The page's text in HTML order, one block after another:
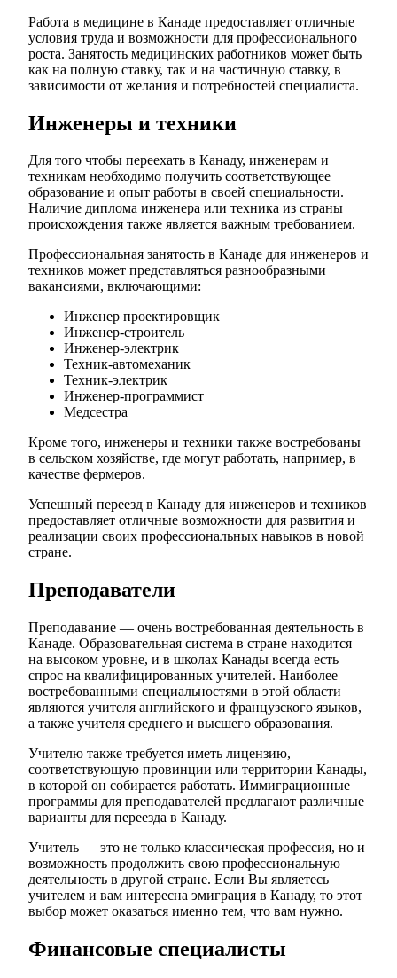
Работа в медицине в Канаде предоставляет отличные
условия труда и возможности для профессионального
роста. Занятость медицинских работников может быть
как на полную ставку, так и на частичную ставку, в
зависимости от желания и потребностей специалиста.
Инженеры и техники
Для того чтобы переехать в Канаду, инженерам и
техникам необходимо получить соответствующее
образование и опыт работы в своей специальности.
Наличие диплома инженера или техника из страны
происхождения также является важным требованием.
Профессиональная занятость в Канаде для инженеров и
техников может представляться разнообразными
вакансиями, включающими:
Инженер проектировщик
Инженер-строитель
Инженер-электрик
Техник-автомеханик
Техник-электрик
Инженер-программист
Медсестра
Кроме того, инженеры и техники также востребованы
в сельском хозяйстве, где могут работать, например, в
качестве фермеров.
Успешный переезд в Канаду для инженеров и техников
предоставляет отличные возможности для развития и
реализации своих профессиональных навыков в новой
стране.
Преподаватели
Преподавание — очень востребованная деятельность в
Канаде. Образовательная система в стране находится
на высоком уровне, и в школах Канады всегда есть
спрос на квалифицированных учителей. Наиболее
востребованными специальностями в этой области
являются учителя английского и французского языков,
а также учителя среднего и высшего образования.
Учителю также требуется иметь лицензию,
соответствующую провинции или территории Канады,
в которой он собирается работать. Иммиграционные
программы для преподавателей предлагают различные
варианты для переезда в Канаду.
Учитель — это не только классическая профессия, но и
возможность продолжить свою профессиональную
деятельность в другой стране. Если Вы являетесь
учителем и вам интересна эмиграция в Канаду, то этот
выбор может оказаться именно тем, что вам нужно.
Финансовые специалисты